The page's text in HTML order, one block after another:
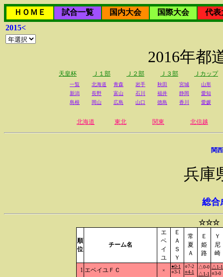
ＨＯＭＥ 試合一覧 国内大会 国際大会
代表
2015<
2016年都
天皇杯 Ｊ１部 Ｊ２部 Ｊ３部 Ｊカップ
一覧 北海道 青森 岩手 秋田 宮城
山形
新潟
長野 富山 石川 福井 静岡
愛知
島根
岡山 広島 山口 徳島 香川 愛媛
北海道 東北 関東 北信越
関
兵庫
総合
☆☆☆
順
位
チーム名
エ
ベ
イ
ユ
Ｅ
Ａ
Ｓ
Ｙ
常
夏
Ａ
Ｅ
姫
路
Ｙ
尼
崎
1 エベイユＦＣ ×
●0-1
○3-1
○7-2
○4-1
△0-0
△1-1
△1-1
○3-0